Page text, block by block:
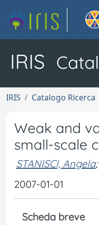
IRIS
IRIS Catalogo Ricerca
Weak and
small-scale
STANISCI, Angela;
2007-01-01
Scheda breve